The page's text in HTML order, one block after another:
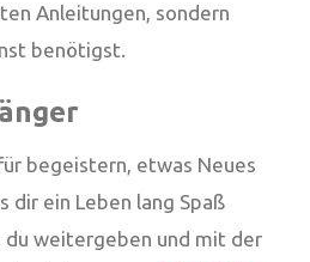
Anleitungen, sondern
benötigst.
begeistern, etwas Neues
dir ein Leben lang Spaß
du weitergeben und mit der